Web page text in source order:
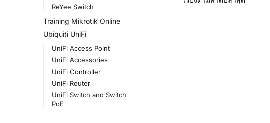
ReYee Switch
Training Mikrotik Online
Ubiquiti UniFi
UniFi Access Point
UniFi Accessories
UniFi Controller
UniFi Router
UniFi Switch and Switch
PoE